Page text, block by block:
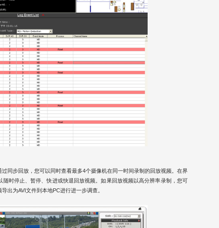
同步回放，您可以同时查看最多4个摄像机在同一时间录制的回放视频。在界
时停止、暂停、快进或快退回放视频。如果回放视频以高分辨率录制，您可
出为AVI文件到本地PC进行进一步调查。